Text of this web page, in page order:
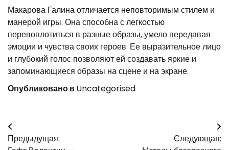
Макарова Галина отличается неповторимым стилем и
манерой игры. Она способна с легкостью
перевоплотиться в разные образы, умело передавая
эмоции и чувства своих героев. Ее выразительное лицо
и глубокий голос позволяют ей создавать яркие и
запоминающиеся образы на сцене и на экране.
Опубликовано вUncategorised
Навигация
Предыдущая:
Следующая: